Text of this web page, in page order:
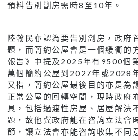
預料告別劏房需時8至10年。
陸瀚民亦認為要告別劏房，政府
題，而簡約公屋會是一個緩衝的
報告》中提及2025年有9500個
萬個簡約公屋到2027年或2028
又指，簡約公屋最後目的亦是為
正常公屋的回轉空間，現時政府
具，包括過渡性房屋、居屋解決
題，故他冀政府能在咨詢立法會
節，讓立法會亦能咨詢收集不同